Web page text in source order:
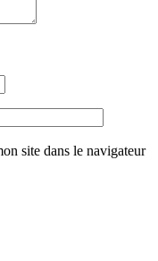
site dans le navigateur